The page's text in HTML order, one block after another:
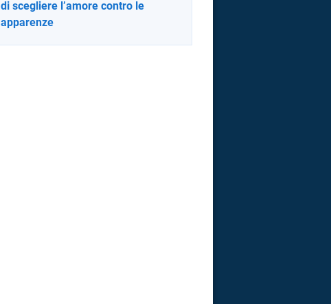
di scegliere l’amore contro le
apparenze